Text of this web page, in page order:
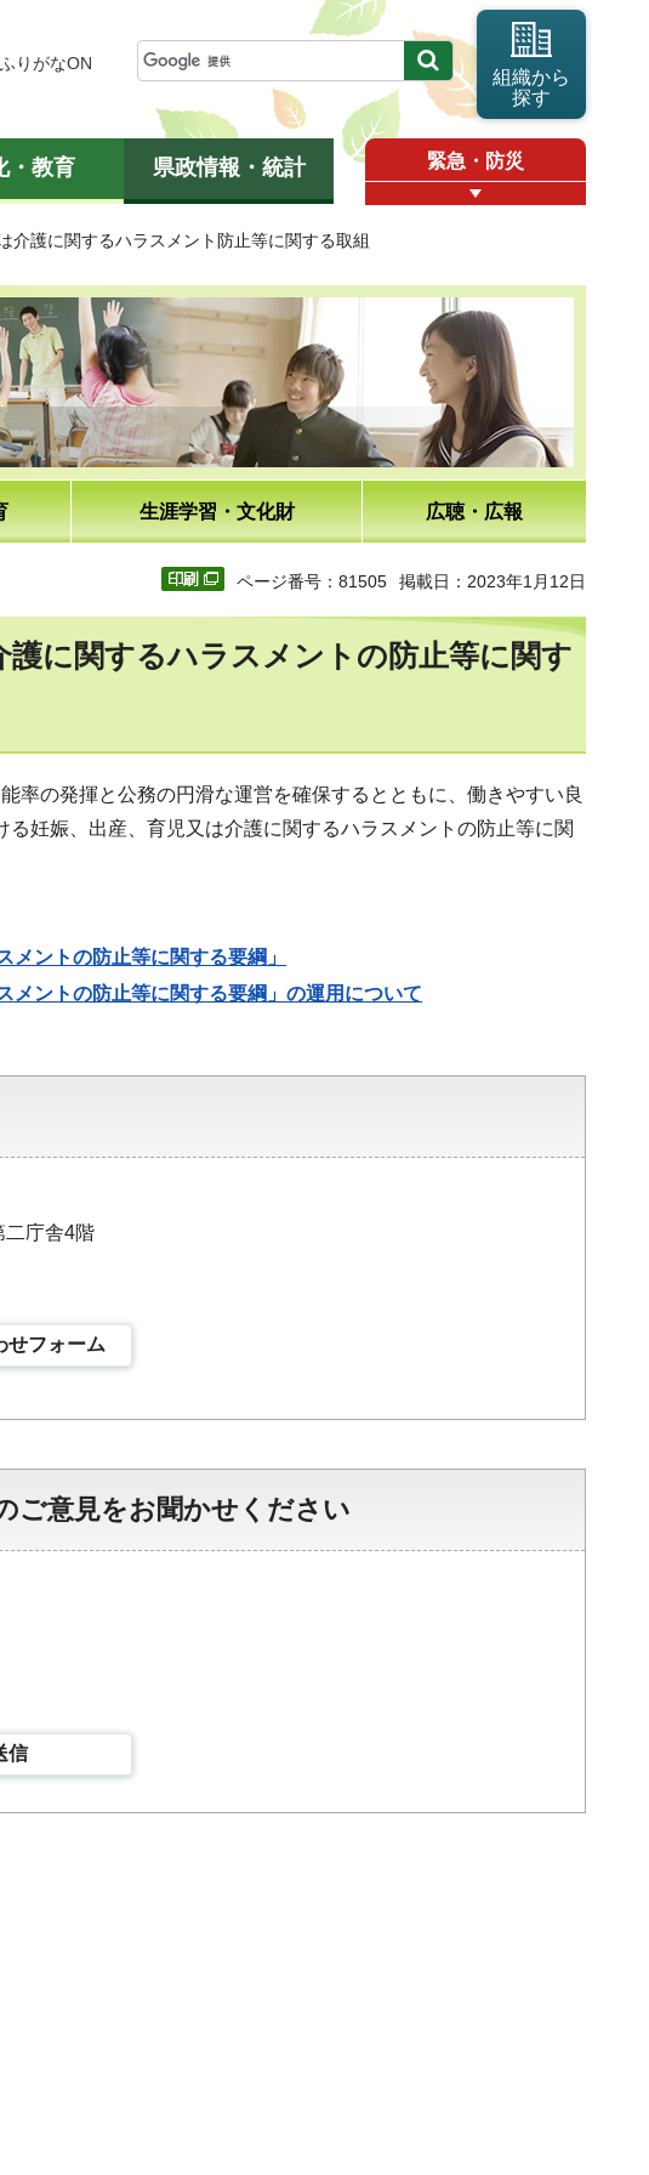
ふりがなON
組織から
探す
・教育 県政情報・統計 緊急・防災
介護に関するハラスメント防止等に関する取組
生涯学習・文化財 広聴・広報
ページ番号：81505 掲載日：2023年1月12日
に関するハラスメントの防止等に関す
率の発揮と公務の円滑な運営を確保するとともに、働きやすい良
妊娠、出産、育児又は介護に関するハラスメントの防止等に関
メントの防止等に関する要綱」
メントの防止等に関する要綱」の運用について
二庁舎4階
せフォーム
ご意見をお聞かせください
信